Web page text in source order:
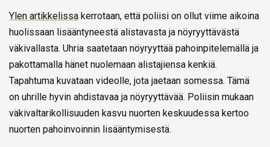
Ylen artikkelissa kerrotaan, että poliisi on ollut viime aikoina
huolissaan lisääntyneestä alistavasta ja nöyryyttävästä
väkivallasta. Uhria saatetaan nöyryyttää pahoinpitelemällä ja
pakottamalla hänet nuolemaan alistajiensa kenkiä.
Tapahtuma kuvataan videolle, jota jaetaan somessa. Tämä
on uhrille hyvin ahdistavaa ja nöyryyttävää. Poliisin mukaan
väkivaltarikollisuuden kasvu nuorten keskuudessa kertoo
nuorten pahoinvoinnin lisääntymisestä.